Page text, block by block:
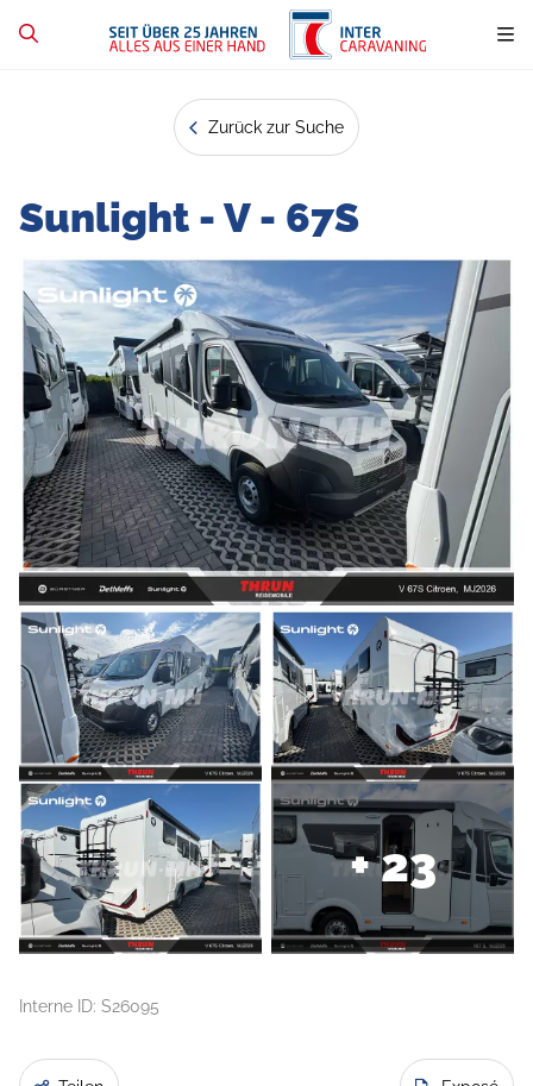
Zurück zur Suche
Sunlight - V - 67S
+ 23
Interne ID: S26095